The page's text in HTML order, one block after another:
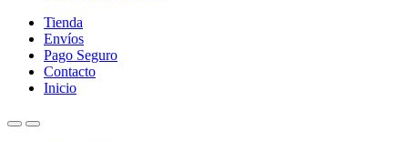
Tienda
Envíos
Pago Seguro
Contacto
Inicio